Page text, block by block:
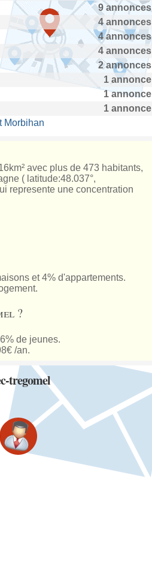
9 annonces
4 annonces
4 annonces
4 annonces
2 annonces
1 annonce
1 annonce
1 annonce
Morbihan
avec plus de 473 habitants,
( latitude:48.037°,
represente une concentration
et 4% d'appartements.
?
de jeunes.
/an.
tregomel